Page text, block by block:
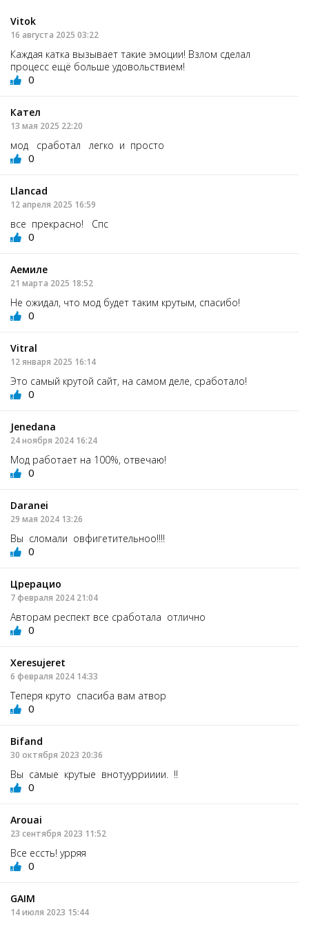
Vitok
16 августа 2025 03:22
Каждая катка вызывает такие эмоции! Взлом сделал
процесс ещё больше удовольствием!
0
Кател
13 мая 2025 22:20
мод сработал легко и просто
0
Llancad
12 апреля 2025 16:59
все прекрасно! Спс
0
Аемиле
21 марта 2025 18:52
Не ожидал, что мод будет таким крутым, спасибо!
0
Vitral
12 января 2025 16:14
Это самый крутой сайт, на самом деле, сработало!
0
Jenedana
24 ноября 2024 16:24
Мод работает на 100%, отвечаю!
0
Daranei
29 мая 2024 13:26
Вы сломали овфигетительноо!!!!
0
Црерацио
7 февраля 2024 21:04
Авторам респект все сработала отлично
0
Xeresujeret
6 февраля 2024 14:33
Теперя круто спасиба вам атвор
0
Bifand
30 октября 2023 20:36
Вы самые крутые внотууррииии. !!
0
Arouai
23 сентября 2023 11:52
Все ессть! урряя
0
GAIM
14 июля 2023 15:44